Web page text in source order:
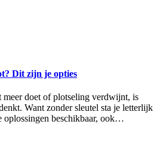
Dit zijn je opties
meer doet of plotseling verdwijnt, is
Want zonder sleutel sta je letterlijk
oplossingen beschikbaar, ook…